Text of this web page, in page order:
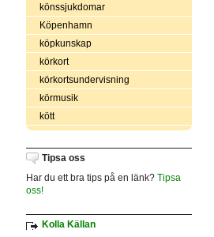
könssjukdomar
Köpenhamn
köpkunskap
körkort
körkortsundervisning
körmusik
kött
Tipsa oss
Har du ett bra tips på en länk? Tipsa
oss!
Kolla Källan